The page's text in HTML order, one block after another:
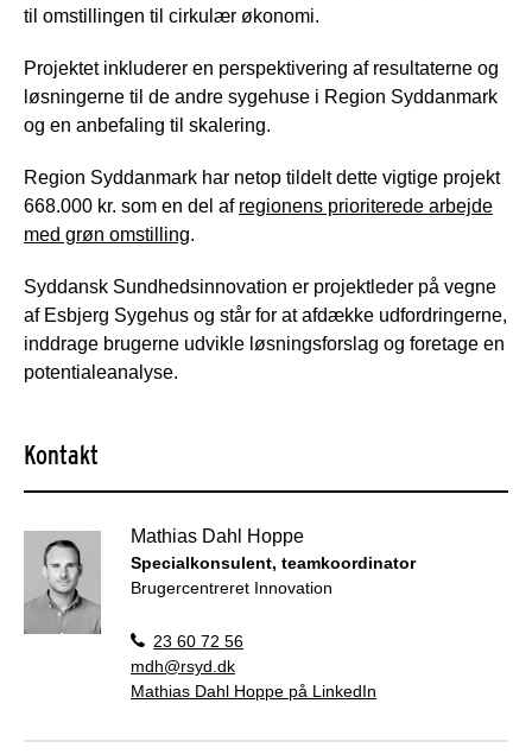
til omstillingen til cirkulær økonomi.
Projektet inkluderer en perspektivering af resultaterne og
løsningerne til de andre sygehuse i Region Syddanmark
og en anbefaling til skalering.
Region Syddanmark har netop tildelt dette vigtige projekt
668.000 kr. som en del af regionens prioriterede arbejde
med grøn omstilling.
Syddansk Sundhedsinnovation er projektleder på vegne
af Esbjerg Sygehus og står for at afdække udfordringerne,
inddrage brugerne udvikle løsningsforslag og foretage en
potentialeanalyse.
Kontakt
Mathias Dahl Hoppe
Specialkonsulent, teamkoordinator
Brugercentreret Innovation
23 60 72 56
mdh@rsyd.dk
Mathias Dahl Hoppe på LinkedIn